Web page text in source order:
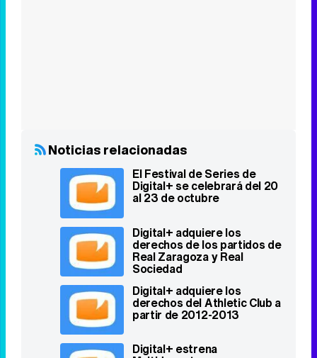
Noticias relacionadas
El Festival de Series de
Digital+ se celebrará del 20
al 23 de octubre
Digital+ adquiere los
derechos de los partidos de
Real Zaragoza y Real
Sociedad
Digital+ adquiere los
derechos del Athletic Club a
partir de 2012-2013
Digital+ estrena